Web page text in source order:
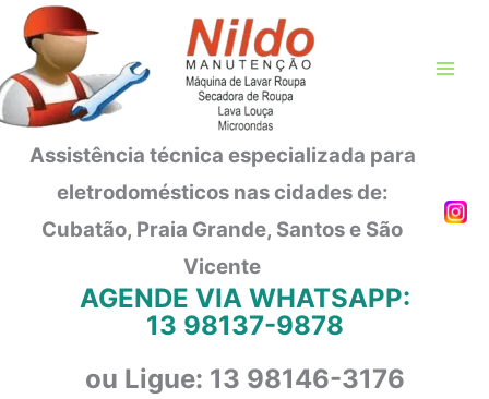
para
conteúdo
Assistência técnica especializada para
eletrodomésticos nas cidades de:
Cubatão, Praia Grande, Santos e São
Vicente
AGENDE VIA WHATSAPP:
13 98137-9878
ou Ligue: 13 98146-3176